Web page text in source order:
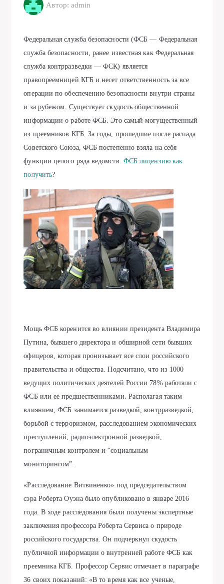
Автор: admin
Федеральная служба безопасности (ФСБ — Федеральная
служба безопасности, ранее известная как Федеральная
служба контрразведки — ФСК) является
правопреемницей КГБ и несет ответственность за все
операции по обеспечению безопасности внутри страны
и за рубежом. Существует скудость общественной
информации о работе ФСБ. Это самый могущественный
из преемников КГБ. За годы, прошедшие после распада
Советского Союза, ФСБ постепенно взяла на себя
функции целого ряда ведомств. ФСБ лицензию как
получить?
Мощь ФСБ коренится во влиянии президента Владимира
Путина, бывшего директора и обширной сети бывших
офицеров, которая пронизывает все слои российского
правительства и общества. Подсчитано, что из 1000
ведущих политических деятелей России 78% работали с
ФСБ или ее предшественниками. Располагая таким
влиянием, ФСБ занимается разведкой, контрразведкой,
борьбой с терроризмом, расследованием экономических
преступлений, радиоэлектронной разведкой,
пограничным контролем и “социальным
мониторингом”.
«Расследование Витвиненко» под председательством
сэра Роберта Оуэна было опубликовано в январе 2016
года. В ходе расследования были получены экспертные
заключения профессора Роберта Сервиса о природе
российского государства. Он подчеркнул скудость
публичной информации о внутренней работе ФСБ как
преемника КГБ. Профессор Сервис отмечает в параграфе
36 своих показаний: «В то время как все ученые,